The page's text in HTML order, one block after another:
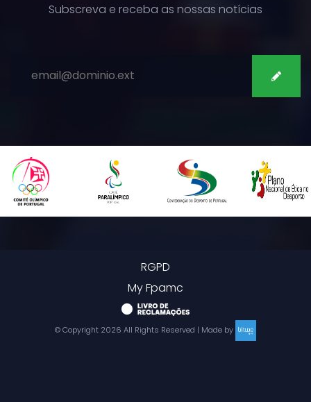
Subscreva e receba as nossas notícias
RGPD
My Fpamc
© Copyright 2026 All Rights Reserved | Made by